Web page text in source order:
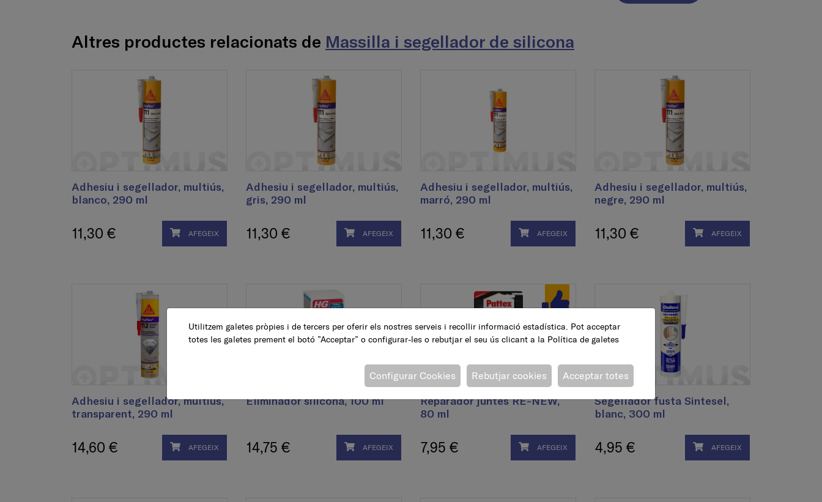
Altres productes relacionats de Massilla i segellador de silicona
Adhesiu i segellador, multiús,
blanco, 290 ml
11,30 € AFEGEIX
Adhesiu i segellador, multiús,
gris, 290 ml
11,30 € AFEGEIX
Adhesiu i segellador, multiús,
marró, 290 ml
11,30 € AFEGEIX
Adhesiu i segellador, multiús,
negre, 290 ml
11,30 € AFEGEIX
Adhesiu i segellador, multiús,
transparent, 290 ml
14,60 € AFEGEIX
Eliminador silicona, 100 ml
14,75 € AFEGEIX
Reparador juntes RE-NEW,
80 ml
7,95 € AFEGEIX
Segellador fusta Sintesel,
blanc, 300 ml
4,95 € AFEGEIX
Utilitzem galetes pròpies i de tercers per oferir els nostres serveis i recollir informació estadística. Pot acceptar
totes les galetes prement el botó ”Acceptar” o configurar-les o rebutjar el seu ús clicant a la Política de galetes
Acceptar totes
Rebutjar cookies
Configurar Cookies